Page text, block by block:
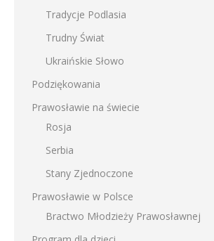
Tradycje Podlasia
Trudny Świat
Ukraińskie Słowo
Podziękowania
Prawosławie na świecie
Rosja
Serbia
Stany Zjednoczone
Prawosławie w Polsce
Bractwo Młodzieży Prawosławnej